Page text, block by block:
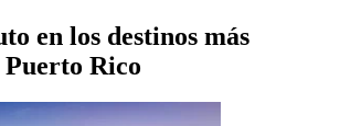
en los destinos más
Puerto Rico